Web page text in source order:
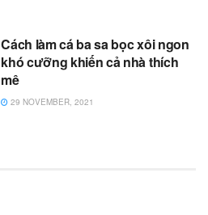
Cách làm cá ba sa bọc xôi ngon
khó cưỡng khiến cả nhà thích
mê
29 NOVEMBER, 2021